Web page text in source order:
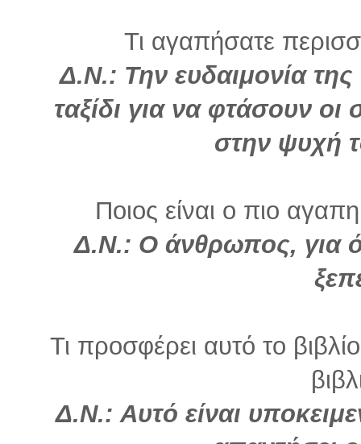
Τι αγαπήσατε
Δ.Ν.: Την ευδαιμονία της
ταξίδι για να φτάσουν
στην ψυχή
Ποιος είναι ο πιο
Δ.Ν.: Ο άνθρωπος, για
Τι προσφέρει αυτό το
Δ.Ν.: Αυτό είναι